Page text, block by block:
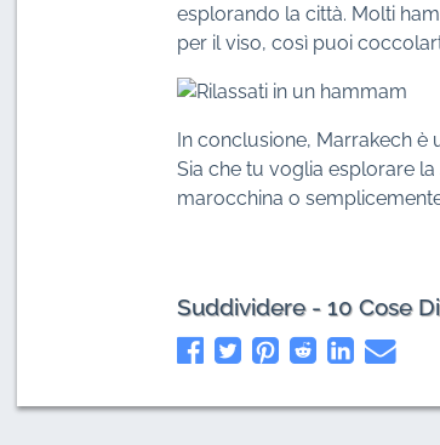
esplorando la città. Molti
per il viso, così puoi
In conclusione, Marrakech
Sia che tu voglia esplorare
marocchina o
Suddividere - 10 Cose